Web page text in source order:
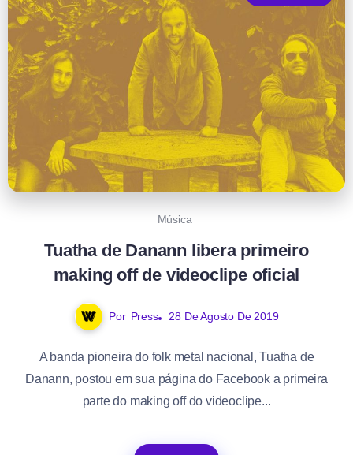
Música
Tuatha de Danann libera primeiro
making off de videoclipe oficial
Por Press 28 De Agosto De 2019
A banda pioneira do folk metal nacional, Tuatha de
Danann, postou em sua página do Facebook a primeira
parte do making off do videoclipe...